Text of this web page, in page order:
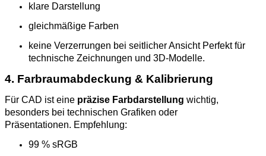
klare Darstellung
gleichmäßige Farben
keine Verzerrungen bei seitlicher Ansicht Perfekt für
technische Zeichnungen und 3D‑Modelle.
4. Farbraumabdeckung & Kalibrierung
Für CAD ist eine präzise Farbdarstellung wichtig,
besonders bei technischen Grafiken oder
Präsentationen. Empfehlung:
99 % sRGB